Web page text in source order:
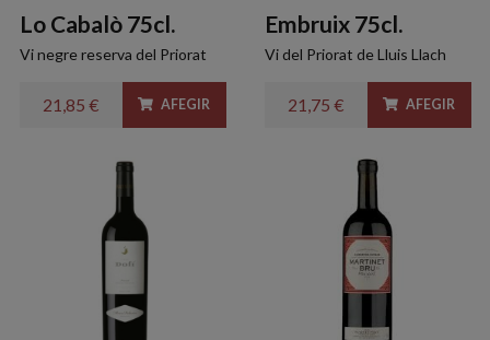
Lo Cabalò 75cl.
Vi negre reserva del Priorat
21,85 € AFEGIR
Embruix 75cl.
Vi del Priorat de Lluis Llach
21,75 € AFEGIR